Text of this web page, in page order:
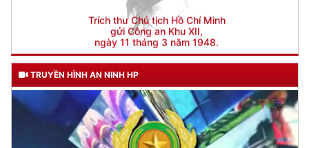
TRUYỀN HÌNH AN NINH HP